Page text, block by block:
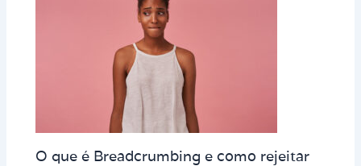
O que é Breadcrumbing e como rejeitar